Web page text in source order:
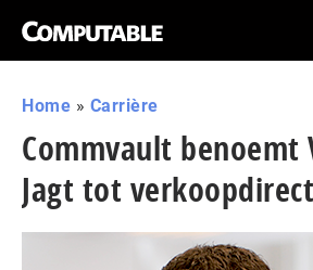
Home » Carrière
Commvault benoemt
Jagt tot